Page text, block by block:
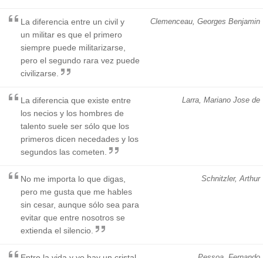
Clemenceau, Georges Benjamin
La diferencia entre un civil y
un militar es que el primero
siempre puede militarizarse,
pero el segundo rara vez puede
civilizarse.
Larra, Mariano Jose de
La diferencia que existe entre
los necios y los hombres de
talento suele ser sólo que los
primeros dicen necedades y los
segundos las cometen.
Schnitzler, Arthur
No me importa lo que digas,
pero me gusta que me hables
sin cesar, aunque sólo sea para
evitar que entre nosotros se
extienda el silencio.